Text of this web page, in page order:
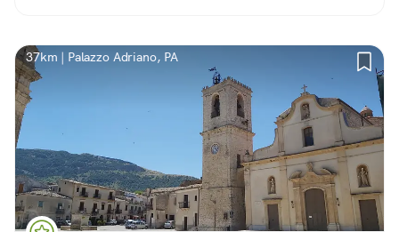
37km | Palazzo Adriano, PA